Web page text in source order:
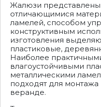
Жалюзи
отличающимися
ламелей, способом
конструктивным
изготовления
пластиковые,
Наиболее
влагоустойчивыми
металлическими
подходят для монтажа
веранде.